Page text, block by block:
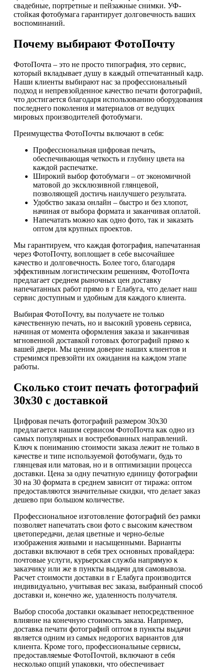
свадебные, портретные и пейзажные снимки. УФ-
стойкая фотобумага гарантирует долговечность ваших
воспоминаний.
Почему выбирают ФотоПочту
ФотоПочта – это не просто типография, это сервис,
который вкладывает душу в каждый отпечатанный кадр.
Наши клиенты выбирают нас за профессиональный
подход и непревзойденное качество печати фотографий,
что достигается благодаря использованию оборудования
последнего поколения и материалов от ведущих
мировых производителей фотобумаги.
Преимущества ФотоПочты включают в себя:
Профессиональная цифровая печать,
обеспечивающая четкость и глубину цвета на
каждой распечатке.
Широкий выбор фотобумаги – от экономичной
матовой до эксклюзивной глянцевой,
позволяющей достичь наилучшего результата.
Удобство заказа онлайн – быстро и без хлопот,
начиная от выбора формата и заканчивая оплатой.
Напечатать можно как одно фото, так и заказать
оптом для крупных проектов.
Мы гарантируем, что каждая фотография, напечатанная
через ФотоПочту, воплощает в себе высочайшее
качество и долговечность. Более того, благодаря
эффективным логистическим решениям, ФотоПочта
предлагает среднем рыночных цен доставку
напечатанных работ прямо в г Елабуга, что делает наш
сервис доступным и удобным для каждого клиента.
Выбирая ФотоПочту, вы получаете не только
качественную печать, но и высокий уровень сервиса,
начиная от момента оформления заказа и заканчивая
мгновенной доставкой готовых фотографий прямо к
вашей двери. Мы ценим доверие наших клиентов и
стремимся превзойти их ожидания на каждом этапе
работы.
Сколько стоит печать фотографий
30х30 с доставкой
Цифровая печать фотографий размером 30х30
предлагается нашим сервисом ФотоПочта как одно из
самых популярных и востребованных направлений.
Ключ к пониманию стоимости заказа лежит не только в
качестве и типе используемой фотобумаги, будь то
глянцевая или матовая, но и в оптимизации процесса
доставки. Цена за одну печатную единицу фотографии
30 на 30 формата в среднем зависит от тиража: оптом
предоставляются значительные скидки, что делает заказ
дешево при большом количестве.
Профессиональное изготовление фотографий без рамки
позволяет напечатать свои фото с высоким качеством
цветопередачи, делая цветные и черно-белые
изображения живыми и насыщенными. Варианты
доставки включают в себя трех основных провайдера:
почтовые услуги, курьерская служба напрямую к
заказчику или же в пункты выдачи для самовывоза.
Расчет стоимости доставки в г Елабуга производится
индивидуально, учитывая вес заказа, выбранный способ
доставки и, конечно же, удаленность получателя.
Выбор способа доставки оказывает непосредственное
влияние на конечную стоимость заказа. Например,
доставка печати фотографий оптом в пункты выдачи
является одним из самых недорогих вариантов для
клиента. Кроме того, профессиональные сервисы,
предоставляемые ФотоПочтой, включают в себя
несколько опций упаковки, что обеспечивает